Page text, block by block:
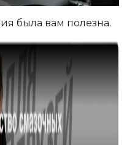
была вам полезна.